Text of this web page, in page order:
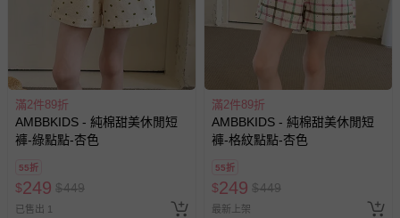
滿2件89折
AMBBKIDS - 純棉甜美休閒短
褲-綠點點-杏色
55折
$249 $449
已售出 1
滿2件89折
AMBBKIDS - 純棉甜美休閒短
褲-格紋點點-杏色
55折
$249 $449
最新上架